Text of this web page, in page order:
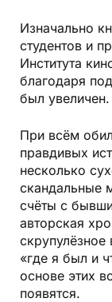
Изначально
студентов и
Института
благодаря
был увеличен.
При всём
правдивых
несколько
скандальные
счёты с
авторская
«где я был и
основе этих
появятся.